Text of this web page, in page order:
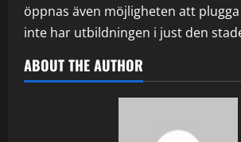
öppnas även möjligheten att
inte har utbildningen i just den
ABOUT THE AUTHOR